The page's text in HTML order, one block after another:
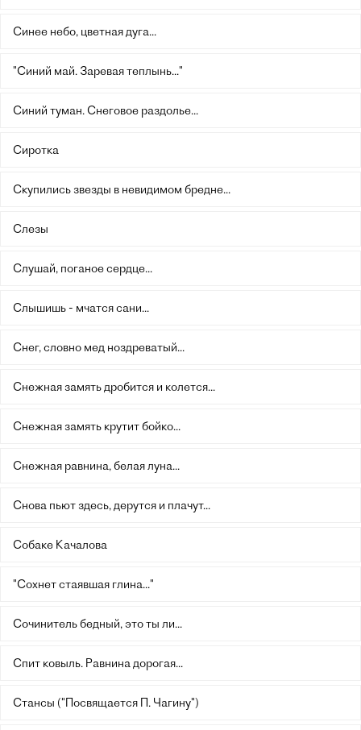
Синее небо, цветная дуга...
"Синий май. Заревая теплынь..."
Синий туман. Снеговое раздолье...
Сиротка
Скупились звезды в невидимом бредне...
Слезы
Слушай, поганое сердце...
Слышишь - мчатся сани...
Снег, словно мед ноздреватый...
Снежная замять дробится и колется...
Снежная замять крутит бойко...
Снежная равнина, белая луна...
Снова пьют здесь, дерутся и плачут...
Собаке Качалова
"Сохнет стаявшая глина..."
Сочинитель бедный, это ты ли...
Спит ковыль. Равнина дорогая...
Стансы ("Посвящается П. Чагину")